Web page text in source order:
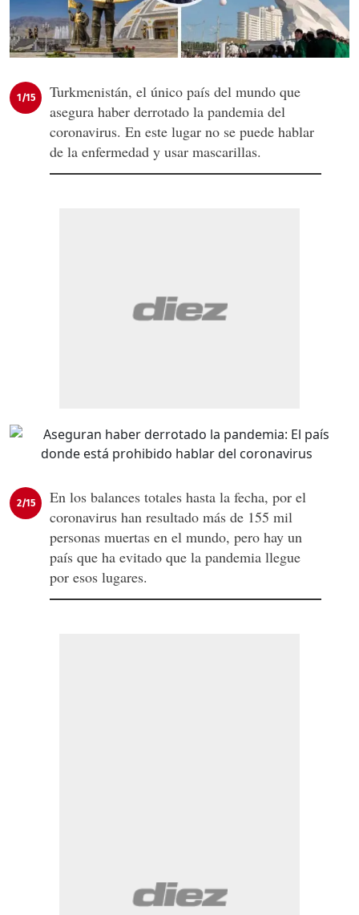
1/15
Turkmenistán, el único país del mundo que
asegura haber derrotado la pandemia del
coronavirus. En este lugar no se puede hablar
de la enfermedad y usar mascarillas.
2/15
En los balances totales hasta la fecha, por el
coronavirus han resultado más de 155 mil
personas muertas en el mundo, pero hay un
país que ha evitado que la pandemia llegue
por esos lugares.